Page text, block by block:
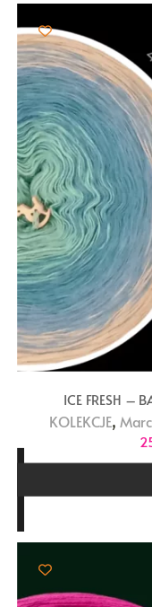
ICE FRESH –
KOLEKCJE,